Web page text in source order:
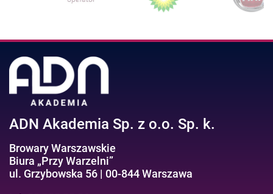
ADN Akademia Sp. z o.o. Sp. k.
Browary Warszawskie
Biura „Przy Warzelni”
ul. Grzybowska 56 | 00-844 Warszawa